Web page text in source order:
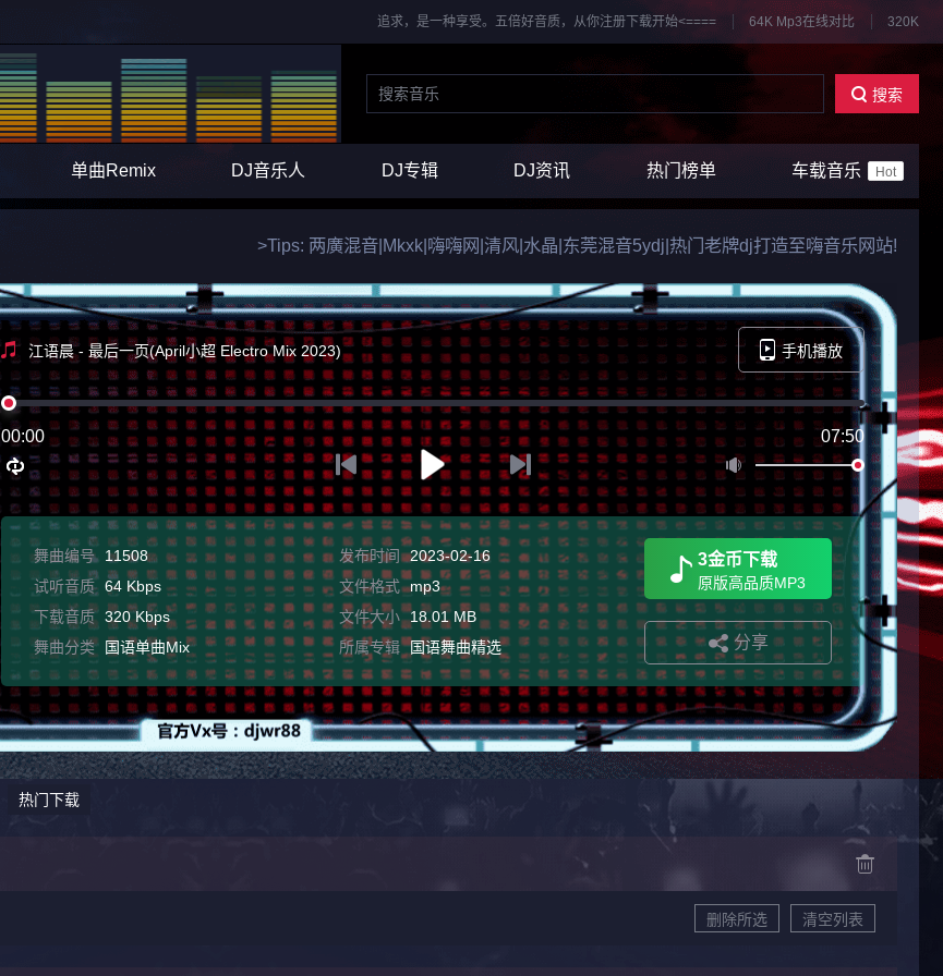
追求，是一种享受。五倍好音质，从你注册下载开始<==== 64K Mp3在线对比 320K
搜索
单曲Remix DJ音乐人 DJ专辑 DJ资讯 热门榜单 车载音乐 Hot
>Tips: 两廣混音|Mkxk|嗨嗨网|清风|水晶|东莞混音5ydj|热门老牌dj打造至嗨音乐网站!
江语晨 - 最后一页(April小超 Electro Mix 2023) 手机播放
00:00 07:50
舞曲编号 11508 发布时间 2023-02-16
试听音质 64 Kbps 文件格式 mp3
下载音质 320 Kbps 文件大小 18.01 MB
舞曲分类 国语单曲Mix 所属专辑 国语舞曲精选
3金币下载
原版高品质MP3
分享
热门下载
删除所选 清空列表